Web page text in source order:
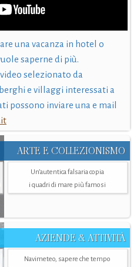
una vacanza in hotel o
saperne di più.
selezionato da
e villaggi interessati a
possono inviare una e mail
ARTE E COLLEZIONISMO
Un’autentica falsaria copia
i quadri di mare più famosi
AZIENDE & ATTIVITÀ
Navimeteo, sapere che tempo